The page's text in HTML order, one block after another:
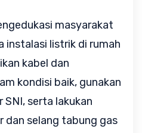
masyarakat
instalasi listrik di rumah
kabel dan
kondisi baik, gunakan
serta lakukan
dan selang tabung gas